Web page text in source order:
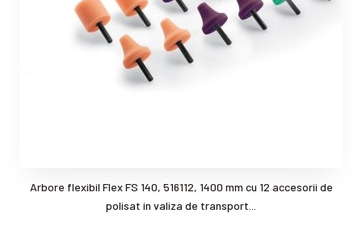
Arbore flexibil Flex FS 140, 516112, 1400 mm cu 12 accesorii de
polisat in valiza de transport...